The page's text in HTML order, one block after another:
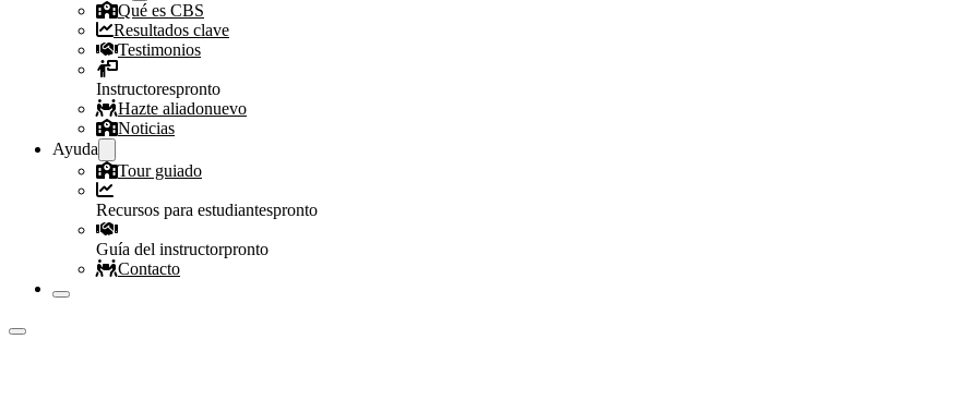
Qué es CBS
Resultados clave
Testimonios
Instructorespronto
Hazte aliadonuevo
Noticias
Ayuda
Tour guiado
Recursos para estudiantespronto
Guía del instructorpronto
Contacto